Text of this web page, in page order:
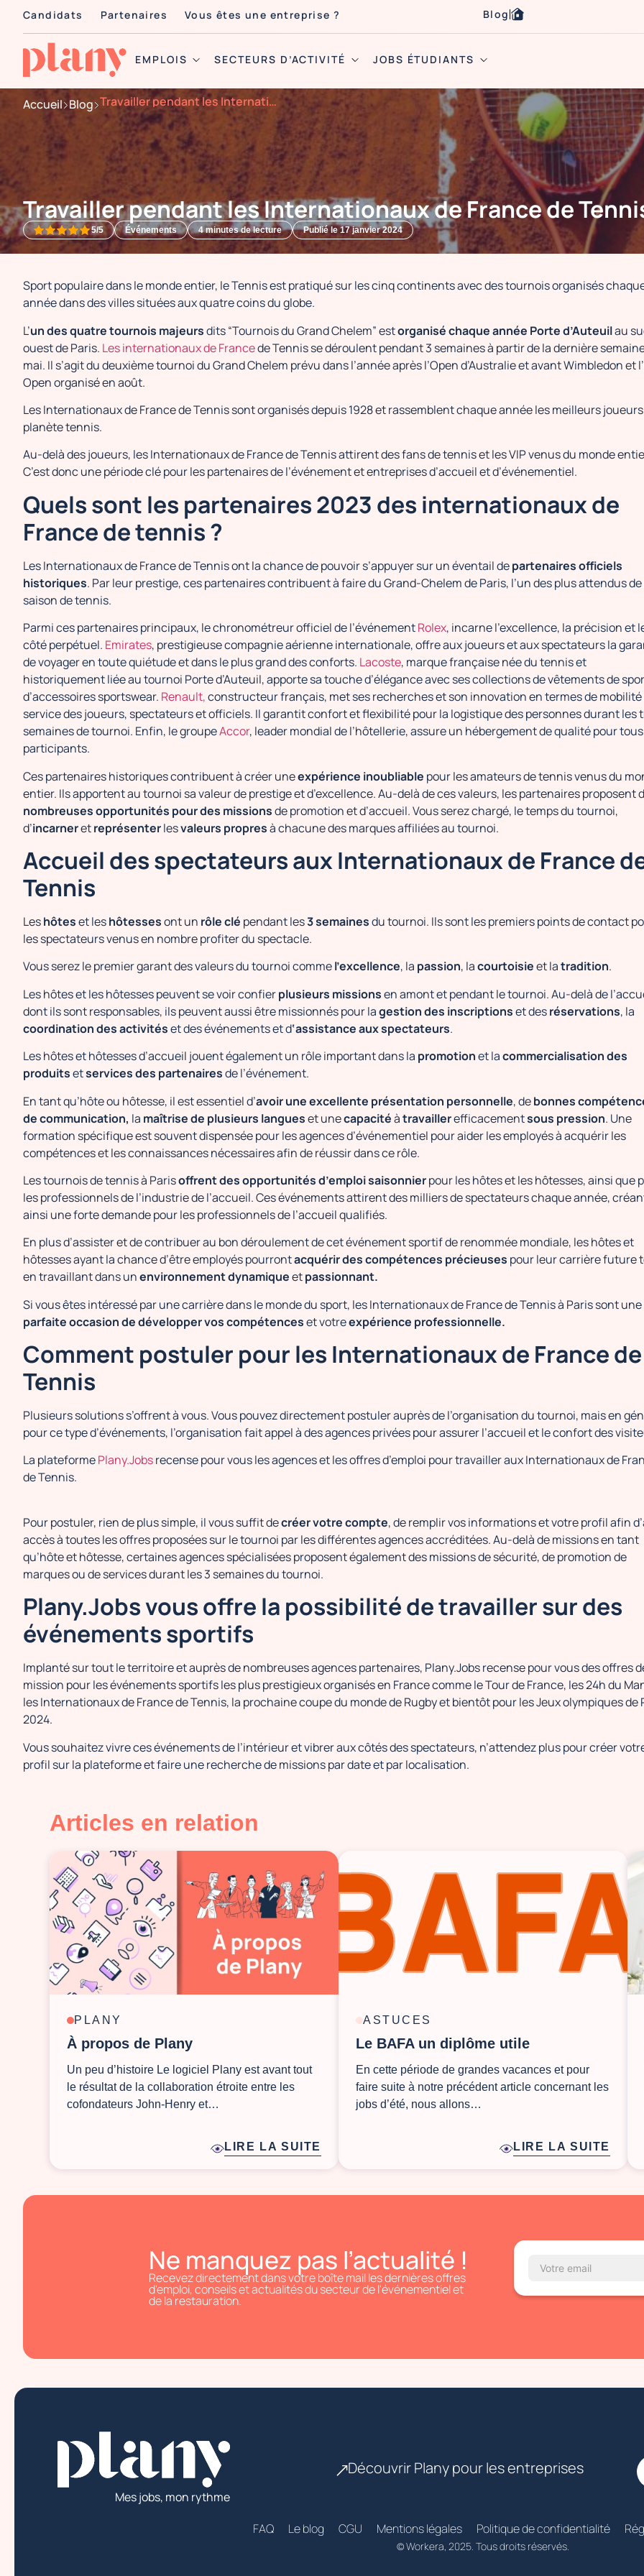
Candidats Partenaires Vous êtes une entreprise ? Blog
EMPLOIS SECTEURS D’ACTIVITÉ JOBS ÉTUDIANTS
Accueil Blog Travailler pendant les Internationaux de France de Tennis
Travailler pendant les Internationaux de France de
5/5 Événements 4 minutes de lecture Publié le17 janvier 2024
Sport populaire dans le monde entier, le Tennis est pratiqué sur les cinq continents avec des tournois organisés
année dans des villes situées aux quatre coins du globe.
L’un des quatre tournois majeursdits “Tournois du Grand Chelem” estorganisé chaque année Porte d’Auteuilau
ouest de Paris. Les internationaux de Francede Tennis se déroulent pendant 3 semaines à partir de la dernière
mai. Il s’agit du deuxième tournoi du Grand Chelem prévu dans l’année après l’Open d’Australie et avant Wimbledon et
Open organisé en août.
Les Internationaux de France de Tennis sont organisés depuis 1928 et rassemblent chaque année les meilleurs joueurs
planète tennis.
Au-delà des joueurs, les Internationaux de France de Tennis attirent des fans de tennis et les VIP venus du monde
C’est donc une période clé pour les partenaires de l’événement et entreprises d’accueil et d’événementiel.
Quels sont les partenaires 2023 des internationaux de
France de tennis ?
Les Internationaux de France de Tennis ont la chance de pouvoir s’appuyer sur un éventail departenaires officiels
historiques. Par leur prestige, ces partenaires contribuent à faire du Grand-Chelem de Paris, l’un des plus attendus de
saison de tennis.
Parmi ces partenaires principaux, le chronométreur officiel de l’événementRolex, incarne l’excellence, la précision et
côté perpétuel. Emirates, prestigieuse compagnie aérienne internationale, offre aux joueurs et aux spectateurs la
de voyager en toute quiétude et dans le plus grand des conforts. Lacoste, marque française née du tennis et
historiquement liée au tournoi Porte d’Auteuil, apporte sa touche d’élégance avec ses collections de vêtements de
d’accessoires sportswear. Renault,constructeur français, met ses recherches et son innovation en termes de mobilité
service des joueurs, spectateurs et officiels. Il garantit confort et flexibilité pour la logistique des personnes durant les
semaines de tournoi. Enfin, le groupeAccor, leader mondial de l’hôtellerie, assure un hébergement de qualité pour
participants.
Ces partenaires historiques contribuent à créer uneexpérience inoubliable pour les amateurs de tennis venus du
entier. Ils apportent au tournoi sa valeur de prestige et d’excellence. Au-delà de ces valeurs, les partenaires proposent
nombreuses opportunités pour des missionsde promotion et d’accueil. Vous serez chargé, le temps du tournoi,
d’incarneretreprésenterlesvaleurs propresà chacune des marques affiliées au tournoi.
Accueil des spectateurs aux Internationaux de France
Tennis
Leshôteset leshôtessesont un rôle clé pendant les3 semainesdu tournoi. Ils sont les premiers points de contact
les spectateurs venus en nombre profiter du spectacle.
Vous serez le premier garant des valeurs du tournoi commel’excellence, la passion, lacourtoisieet latradition.
Les hôtes et les hôtesses peuvent se voir confierplusieurs missionsen amont et pendant le tournoi. Au-delà de
dont ils sont responsables, ils peuvent aussi être missionnés pour lagestion des inscriptionset desréservations, la
coordination des activitéset des événements et d‘assistance aux spectateurs.
Les hôtes et hôtesses d’accueil jouent également un rôle important dans la promotionet lacommercialisation des
produitsetservices des partenairesde l’événement.
En tant qu’hôte ou hôtesse, il est essentiel d’avoir une excellente présentation personnelle, debonnes
de communication, la maîtrise de plusieurs langueset unecapacitéàtravaillerefficacementsous pression. Une
formation spécifique est souvent dispensée pour les agences d’événementiel pour aider les employés à acquérir les
compétences et les connaissances nécessaires afin de réussir dans ce rôle.
Les tournois de tennis à Parisoffrent des opportunités d’emploisaisonnierpour les hôtes et les hôtesses, ainsi que
les professionnels de l’industrie de l’accueil. Ces événements attirent des milliers de spectateurs chaque année,
ainsi une forte demande pour les professionnels de l’accueil qualifiés.
En plus d’assister et de contribuer au bon déroulement de cet événement sportif de renommée mondiale, les hôtes et
hôtesses ayant la chance d’être employés pourrontacquérir des compétences précieuses pour leur carrière future
en travaillant dans unenvironnement dynamiqueetpassionnant.
Si vous êtes intéressé par une carrière dans le monde du sport, les Internationaux de France de Tennis à Paris sont une
parfaite occasion de développer vos compétenceset votreexpérience professionnelle.
Comment postuler pour les Internationaux de France de
Tennis
Plusieurs solutions s’offrent à vous. Vous pouvez directement postuler auprès de l’organisation du tournoi, mais en
pour ce type d’événements, l’organisation fait appel à des agences privées pour assurer l’accueil et le confort des
La plateformePlany.Jobsrecense pour vous les agences et les offres d’emploi pour travailler aux Internationaux de
de Tennis.
Pour postuler, rien de plus simple, il vous suffit decréer votre compte, de remplir vos informations et votre profil afin
accès à toutes les offres proposées sur le tournoi par les différentes agences accréditées. Au-delà de missions en tant
qu’hôte et hôtesse, certaines agences spécialisées proposent également des missions de sécurité, de promotion de
marques ou de services durant les 3 semaines du tournoi.
Plany.Jobs vous offre la possibilité de travailler sur des
événements sportifs
Implanté sur tout le territoire et auprès de nombreuses agences partenaires, Plany.Jobs recense pour vous des offres
mission pour les événements sportifs les plus prestigieux organisés en France comme le Tour de France, les 24h du
les Internationaux de France de Tennis, la prochaine coupe du monde de Rugby et bientôt pour les Jeux olympiques de
2024.
Vous souhaitez vivre ces événements de l’intérieur et vibrer aux côtés des spectateurs, n’attendez plus pour créer
profil sur la plateforme et faire une recherche de missions par date et par localisation.
Articles en relation
PLANY
À propos de Plany
Un peu d’histoire Le logiciel Plany est avant tout
le résultat de la collaboration étroite entre les
cofondateurs John-Henry et…
LIRE LA SUITE
ASTUCES
Le BAFA un diplôme utile ‍ ‍
En cette période de grandes vacances et pour
faire suite à notre précédent article concernant les
jobs d’été, nous allons…
LIRE LA SUITE
Ne manquez pas l’actualité !
Recevez directement dans votre boîte mail les dernières offres
d'emploi, conseils et actualités du secteur de l'événementiel et
de la restauration.
Mes jobs, mon rythme
Découvrir Plany pour les entreprises
FAQ Le blog CGU Mentions légales Politique de confidentialité
© Workera, 2025. Tous droits réservés.